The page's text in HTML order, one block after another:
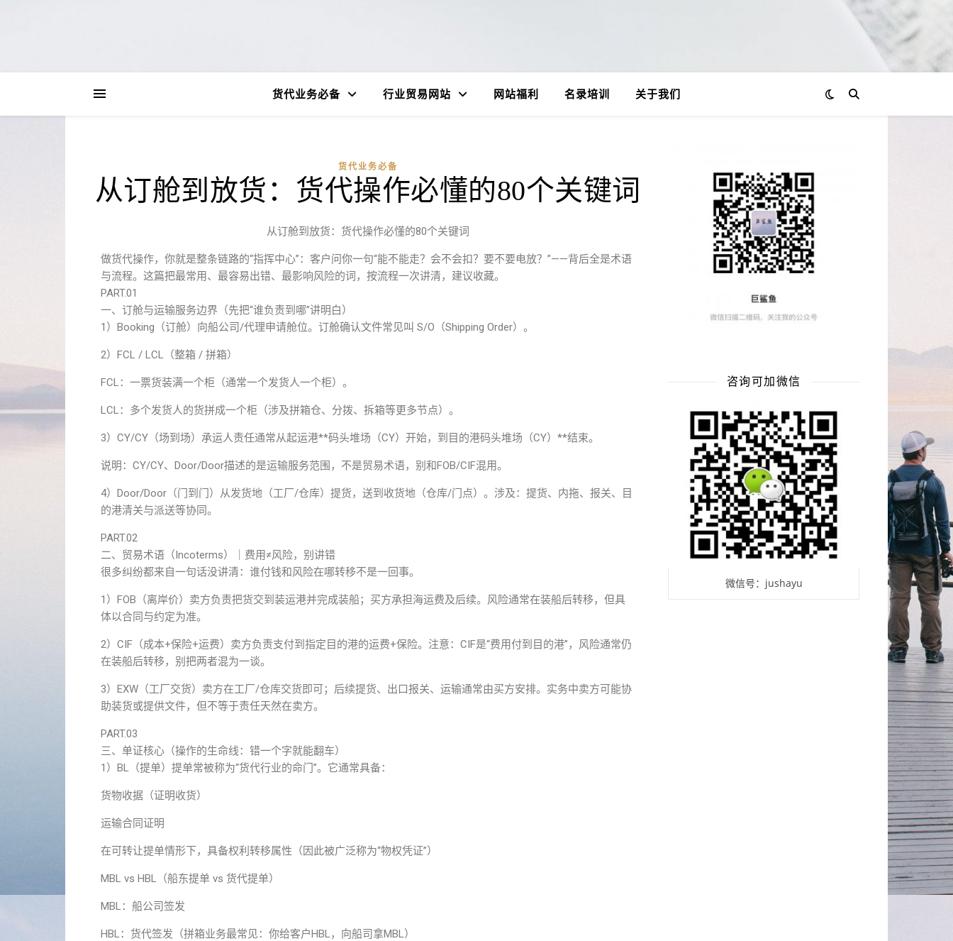
货代业务必备 行业贸易网站 网站福利 名录培训 关于我们
货代业务必备
从订舱到放货：货代操作必懂的80个关键词
从订舱到放货：货代操作必懂的80个关键词
做货代操作，你就是整条链路的“指挥中心”：客户问你一句“能不能走？会不会扣？要不要电放？”——背后全是术语
与流程。这篇把最常用、最容易出错、最影响风险的词，按流程一次讲清，建议收藏。
PART.01
一、订舱与运输服务边界（先把“谁负责到哪”讲明白）
1）Booking（订舱）向船公司/代理申请舱位。订舱确认文件常见叫 S/O （Shipping Order）。
2） FCL / LCL（整箱 / 拼箱）
FCL：一票货装满一个柜（通常一个发货人一个柜）。
LCL：多个发货人的货拼成一个柜（涉及拼箱仓、分拨、拆箱等更多节点）。
3）CY/CY（场到场）承运人责任通常从起运港**码头堆场（CY）开始，到目的港码头堆场（CY）**结束。
说明：CY/CY、Door/Door描述的是运输服务范围，不是贸易术语，别和FOB/CIF混用。
4）Door/Door（门到门）从发货地（工厂/仓库）提货，送到收货地（仓库/门点）。涉及：提货、内拖、报关、目
的港清关与派送等协同。
PART.02
二、贸易术语（Incoterms）｜费用≠风险，别讲错
很多纠纷都来自一句话没讲清：谁付钱和风险在哪转移不是一回事。
1） FOB （离岸价）卖方负责把货交到装运港并完成装船；买方承担海运费及后续。风险通常在装船后转移，但具
体以合同与约定为准。
2）CIF（成本+保险+运费）卖方负责支付到指定目的港的运费+保险。注意：CIF是“费用付到目的港”，风险通常仍
在装船后转移，别把两者混为一谈。
3）EXW（工厂交货）卖方在工厂/仓库交货即可；后续提货、出口报关、运输通常由买方安排。实务中卖方可能协
助装货或提供文件，但不等于责任天然在卖方。
PART.03
三、单证核心（操作的生命线：错一个字就能翻车）
1）BL（提单）提单常被称为“货代行业的命门”。它通常具备：
货物收据（证明收货）
运输合同证明
在可转让提单情形下，具备权利转移属性（因此被广泛称为“物权凭证”）
MBL vs HBL（船东提单 vs 货代提单）
MBL：船公司签发
HBL：货代签发（拼箱业务最常见：你给客户HBL，向船司拿MBL）
咨询可加微信
微信号：jushayu